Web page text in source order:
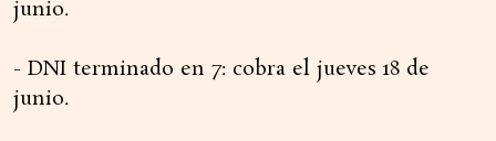
junio.
- DNI terminado en 7: cobra el jueves 18 de
junio.